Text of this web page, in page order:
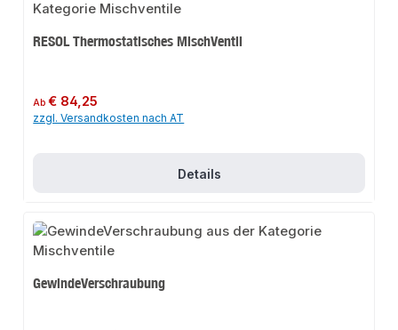
RESOL Thermostatisches MischVentil
Regulärer Preis:
Ab€ 84,25
zzgl. Versandkosten nach AT
Details
GewindeVerschraubung